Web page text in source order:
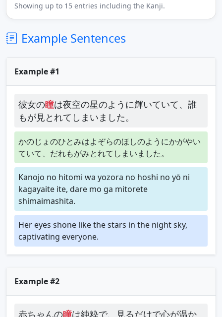
Showing up to 15 entries including the Kanji.
Example Sentences
Example #1
彼女の瞳は夜空の星のように輝いていて、誰
もが見とれてしまいました。
かのじょのひとみはよぞらのほしのようにかがやい
ていて、だれもがみとれてしまいました。
Kanojo no hitomi wa yozora no hoshi no yō ni
kagayaite ite, dare mo ga mitorete
shimaimashita.
Her eyes shone like the stars in the night sky,
captivating everyone.
Example #2
赤ちゃんの瞳は純粋で、見るだけで心が温か